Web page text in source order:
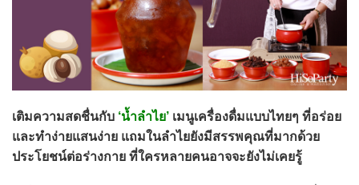
เติมความสดชื่นกับ ‘น้ำลำไย’ เมนูเครื่องดื่มแบบไทยๆ ที่อร่อย
และทำง่ายแสนง่าย แถมในลำไยยังมีสรรพคุณที่มากด้วย
ประโยชน์ต่อร่างกาย ที่ใครหลายคนอาจจะยังไม่เคยรู้